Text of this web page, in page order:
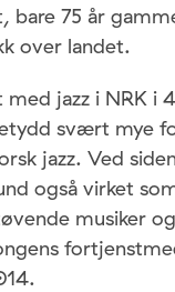
bare 75 år
over landet.
jazz i NRK i
svært mye
jazz. Ved
også virket
musiker